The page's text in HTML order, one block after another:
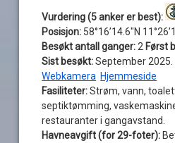
Vurdering (5 anker er best):
Posisjon: 58°16’14.6″N
Besøkt antall ganger: 2 Først
Sist besøkt:September 2025.
Webkamera Hjemmeside
Fasiliteter:Strøm, vann,
septiktømming,
restauranter i gangavstand.
Havneavgift (for 29-foter):